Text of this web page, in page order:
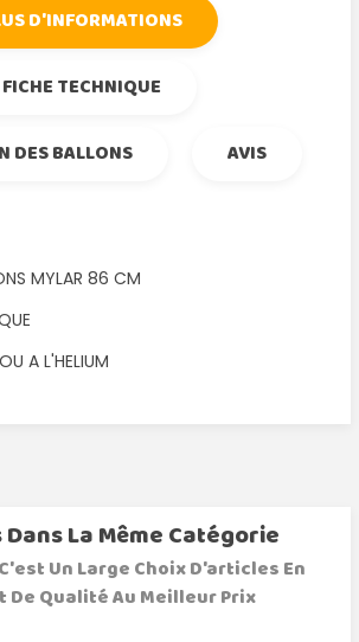
D'INFORMATIONS
FICHE TECHNIQUE
DES BALLONS
AVIS
MYLAR 86 CM
A L'HELIUM
La Même Catégorie
Un Large Choix D'articles En
De Qualité Au Meilleur Prix